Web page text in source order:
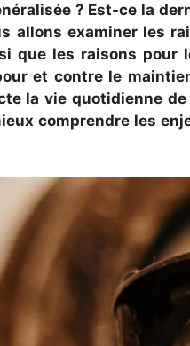
? Est-ce la
allons examiner les
que les raisons
et contre le
la vie quotidienne
comprendre les